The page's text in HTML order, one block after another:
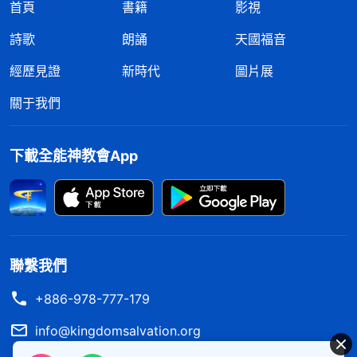
現在的我還是最後一名，但不像之前那麽痛苦了，因
為我知道了是不是最後一名不重要，别人對我是否高
看也不重要，能順服神的擺布安排，追求在凡事上實
行真理滿足神，憑神的話活着，把自己該盡的本分盡
好，最終能够得着神的稱許才是最重要的。
認識到這些後，我感覺自己比以往堅强了許多，
再臨到觸及臉面、地位的事，我不那麽脆弱了，能正
確面對一些了，但追求地位的撒但本性在我裏面根深
蒂固，成了我的生命，不是經歷幾次責罰管教、試煉
熬煉就能完全解决的，神為了更好地潔净、變化我，
首頁 書籍
影視
詩歌
朗誦
天國福音
經歷見證
新時代
圖片展
關于我們
下載全能神教會App
聯繫我們
+886-978-777-179
info@kingdomsalvation.org